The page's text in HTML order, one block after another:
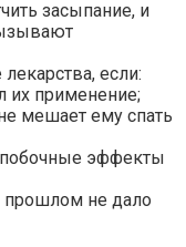
засыпание, и
если:
их применение;
мешает ему спать
эффекты
прошлом не дало